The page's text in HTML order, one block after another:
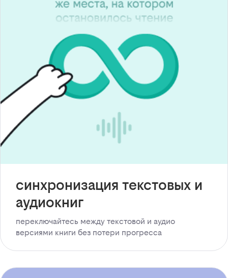
синхронизация текстовых и
аудиокниг
переключайтесь между текстовой и аудио
версиями книги без потери прогресса